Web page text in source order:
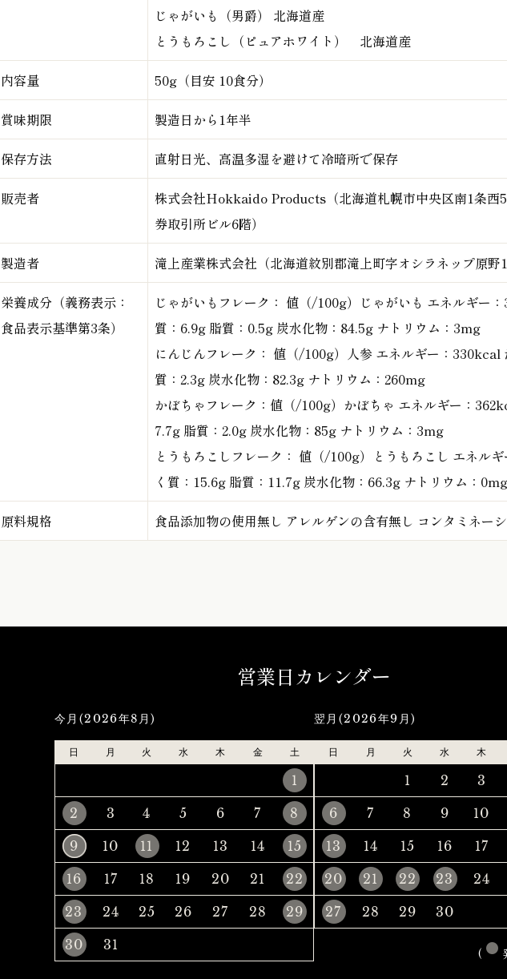
じゃがいも（男爵） 北海道産
とうもろこし（ピュアホワイト） 北海道産
内容量 50g（目安 10食分）
賞味期限 製造日から1年半
保存方法 直射日光、高温多湿を避けて冷暗所で保存
販売者
株式会社Hokkaido Products（北海道札幌市中央区南1条西
券取引所ビル6階）
製造者 滝上産業株式会社（北海道紋別郡滝上町字オシラネップ原野
栄養成分（義務表示：
食品表示基準第3条）
じゃがいもフレーク： 値（/100g）じゃがいも エネルギー
質：6.9g 脂質：0.5g 炭水化物：84.5g ナトリウム：3mg
にんじんフレーク： 値（/100g）人参 エネルギー：330kcal
質：2.3g 炭水化物：82.3g ナトリウム：260mg
かぼちゃフレーク：値（/100g）かぼちゃ エネルギー：
7.7g 脂質：2.0g 炭水化物：85g ナトリウム：3mg
とうもろこしフレーク： 値（/100g）とうもろこし エネル
く質：15.6g 脂質：11.7g 炭水化物：66.3g ナトリウム：0mg
原料規格 食品添加物の使用無し アレルゲンの含有無し コンタミネー
営業日カレンダー
今月(2026年8月)
日 月 火 水 木 金 土
1
2 3 4 5 6 7 8
9 10 11 12 13 14 15
16 17 18 19 20 21 22
23 24 25 26 27 28 29
30 31
翌月(2026年9月)
日 月 火 水 木
1 2 3
6 7 8 9 10
13 14 15 16 17
20 21 22 23 24
27 28 29 30
(